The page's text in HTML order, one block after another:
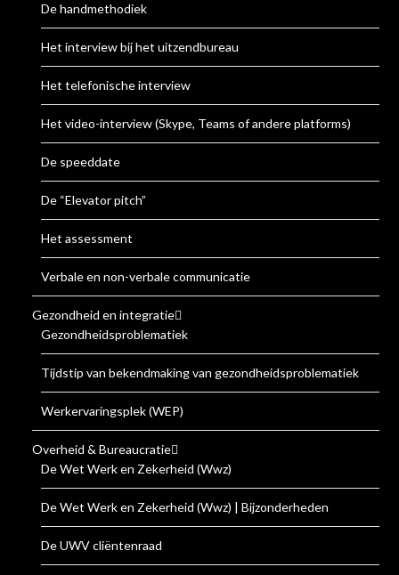
De handmethodiek
Het interview bij het uitzendbureau
Het telefonische interview
Het video-interview (Skype, Teams of andere platforms)
De speeddate
De “Elevator pitch”
Het assessment
Verbale en non-verbale communicatie
Gezondheid en integratie
Gezondheidsproblematiek
Tijdstip van bekendmaking van gezondheidsproblematiek
Werkervaringsplek (WEP)
Overheid & Bureaucratie
De Wet Werk en Zekerheid (Wwz)
De Wet Werk en Zekerheid (Wwz) | Bijzonderheden
De UWV cliëntenraad